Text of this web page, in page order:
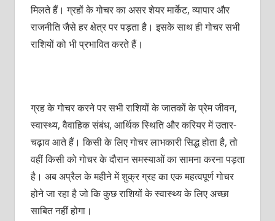
मिलते हैं। ग्रहों के गोचर का असर शेयर मार्केट, व्‍यापार और
राजनीति जैसे हर क्षेत्र पर पड़ता है। इसके साथ ही गोचर सभी
राशियों को भी प्रभावित करते हैं।
ग्रह के गोचर करने पर सभी राशियों के जातकों के प्रेम जीवन,
स्‍वास्‍थ्‍य, वैवाहिक संबंध, आर्थिक स्थिति और करियर में उतार-
चढ़ाव आते हैं। किसी के लिए गोचर लाभकारी सिद्ध होता है, तो
वहीं किसी को गोचर के दौरान समस्‍याओं का सामना करना पड़ता
है। अब अप्रैल के महीने में शुक्र ग्रह का एक महत्‍वपूर्ण गोचर
होने जा रहा है जो कि कुछ राशियों के स्‍वास्‍थ्‍य के लिए अच्‍छा
साबित नहीं होगा।